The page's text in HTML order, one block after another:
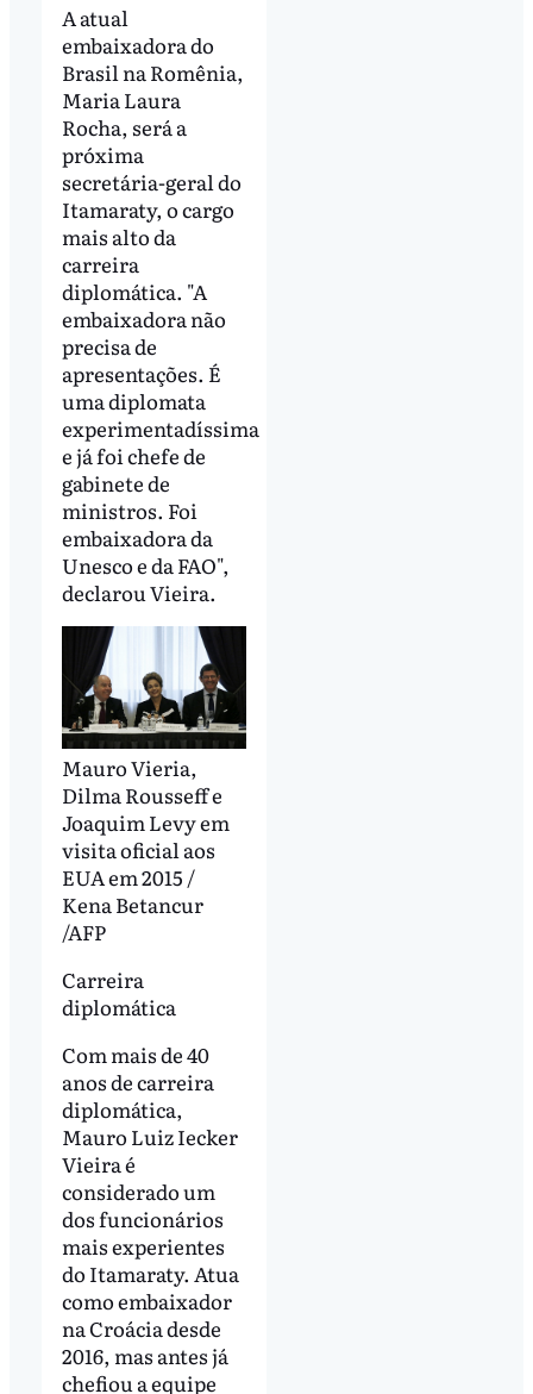
A atual
embaixadora do
Brasil na Romênia,
Maria Laura
Rocha, será a
próxima
secretária-geral do
Itamaraty, o cargo
mais alto da
carreira
diplomática. "A
embaixadora não
precisa de
apresentações. É
uma diplomata
experimentadíssima
e já foi chefe de
gabinete de
ministros. Foi
embaixadora da
Unesco e da FAO",
declarou Vieira.
Mauro Vieria,
Dilma Rousseff e
Joaquim Levy em
visita oficial aos
EUA em 2015 /
Kena Betancur
/AFP
Carreira
diplomática
Com mais de 40
anos de carreira
diplomática,
Mauro Luiz Iecker
Vieira é
considerado um
dos funcionários
mais experientes
do Itamaraty. Atua
como embaixador
na Croácia desde
2016, mas antes já
chefiou a equipe